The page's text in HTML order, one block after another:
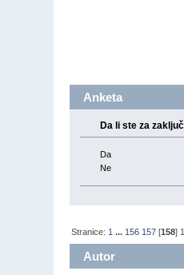
Anketa
Da li ste za
Da
Ne
Stranice: 1 ... 156 157 [158]
Autor